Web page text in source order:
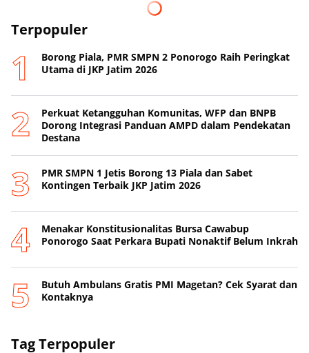
Terpopuler
Borong Piala, PMR SMPN 2 Ponorogo Raih Peringkat
Utama di JKP Jatim 2026
Perkuat Ketangguhan Komunitas, WFP dan BNPB
Dorong Integrasi Panduan AMPD dalam Pendekatan
Destana
PMR SMPN 1 Jetis Borong 13 Piala dan Sabet
Kontingen Terbaik JKP Jatim 2026
Menakar Konstitusionalitas Bursa Cawabup
Ponorogo Saat Perkara Bupati Nonaktif Belum Inkrah
Butuh Ambulans Gratis PMI Magetan? Cek Syarat dan
Kontaknya
Tag Terpopuler